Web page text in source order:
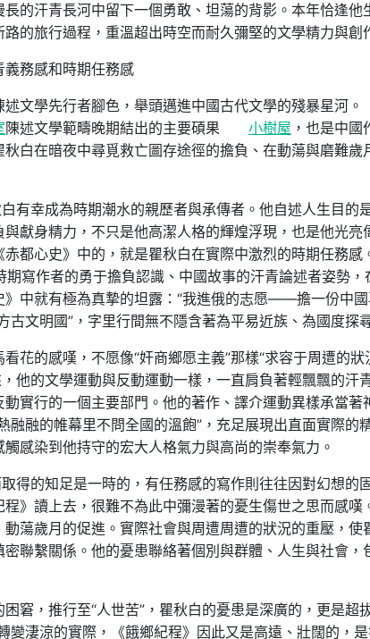
的汗青長河中留下一個勇敢、坦蕩的背影。本年恰逢他
的旅行過程，重溫超出時空而耐久彌堅的文學精力與創
務感和時期任務感
文學先行者腳色，舉頭邁進中國古代文學的殘暴星河。
陳述文學範疇晚期結出的主要碩果 小樹屋 ，也是中
白在暗夜中尋覓救亡圖存途徑的擔負、在動蕩與磨難歲
有幸成為時期潮水的親歷者與承傳者。他自述人生目的
獻身精力，不只是他高潔人格的輝煌浮現，也是他光亮
都心史》中的，就是瞿秋白在實際中激烈的時期任務感
期寫作者的勇于擔負認識、中國故事的汗青論述者姿勢
》中就有極為真摯的坦露：“我進俄的志愿——擔一份中
古文明國”，字里行間無不隱含著為平易近族、為國度探
花的感嘆，不愿像“奸商鄉愿主義”那樣“求容于周遭的
他的文學運動與反動運動一樣，一直肩負著輕飄飄的汗
實行的一個主要部門。他的著作、譯介運動異樣承當著
融融的帷幕里不問全國的溫飽”，充足展現出直面實際的
感染到他持守的宏大人格氣力與高尚的崇奉氣力。
得的知足是一時的，有任務感的寫作則往往因對幻想的
》讀上去，很難不為此中彌漫著的憂生傷世之思而感嘆
蕩歲月的促進。實際社會與周遭周遭的狀況的重壓，使
聯繫關係。他的憂患聯絡著個別與群體、人生與社會
窘，推行至“人世苦”，瞿秋白的憂患是深廣的，更是超
變淒涼的實際，《餓鄉紀程》因此又是高遠、壯闊的，